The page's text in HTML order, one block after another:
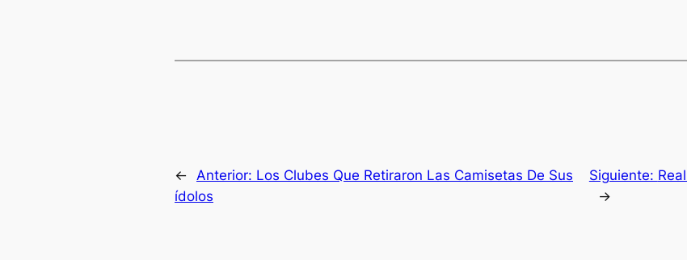
← Anterior: Los Clubes Que Retiraron Las Camisetas De Sus
ídolos
Siguiente:
→